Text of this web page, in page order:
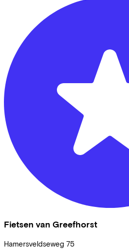
Fietsen van Greefhorst
Hamersveldseweg 75